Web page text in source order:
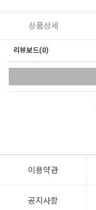
상품상세
리뷰보드(0)
이용약관
공지사항